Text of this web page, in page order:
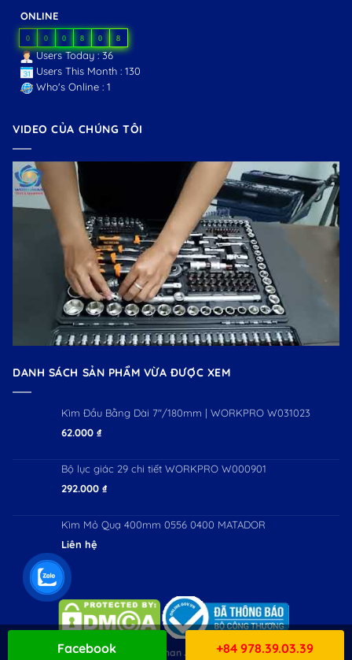
ONLINE
0 0 0 8 0 8
Users Today : 36
Users This Month : 130
Who's Online : 1
VIDEO CỦA CHÚNG TÔI
DANH SÁCH SẢN PHẨM VỪA ĐƯỢC XEM
Kìm Đầu Bằng Dài 7"/180mm | WORKPRO W031023
62.000 ₫
Bộ lục giác 29 chi tiết WORKPRO W000901
292.000 ₫
Kìm Mỏ Quạ 400mm 0556 0400 MATADOR
Liên hệ
Copyright 2026 © Workman JSC. All Rights Reserved
Facebook +84 978.39.03.39